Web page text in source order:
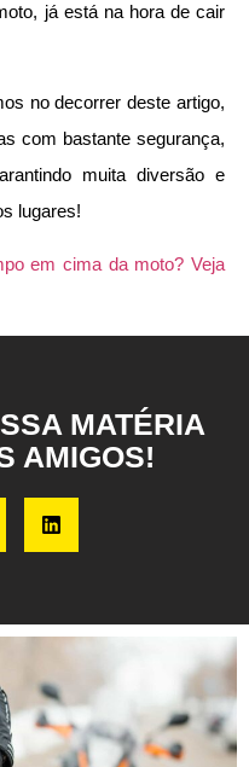
já está na hora de cair
no decorrer deste artigo,
com bastante segurança,
muita diversão e
lugares!
em cima da moto? Veja
MATÉRIA
AMIGOS!